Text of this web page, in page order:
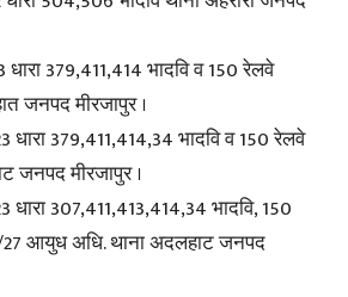
379,411,414 भादवि व 150 रेलवे
जनपद मीरजापुर ।
379,411,414,34 भादवि व 150 रेलवे
जनपद मीरजापुर ।
307,411,413,414,34 भादवि, 150
आयुध अधि. थाना अदलहाट जनपद